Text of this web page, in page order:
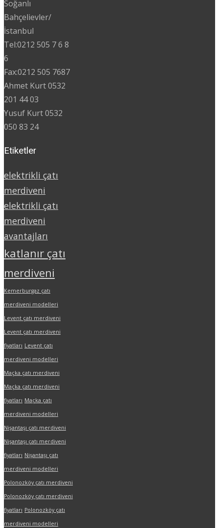
Soğanlı
Bahçelievler/
İstanbul
Tel:0212 505 7 6 8
6
Fax:0212 505 7687
Ahmet Kurt 0532
201 44 03
Yusuf Kurt 0532
050 83 24
Etiketler
elektrikli çatı
merdiveni
elektrikli çatı
merdiveni
avantajları
katlanır çatı
merdiveni
Kemerburgaz çatı
merdiveni modelleri
Levent çatı merdiveni
Levent çatı merdiveni
fiyatları Levent çatı
merdiveni modelleri
Maçka çatı merdiveni
Maçka çatı merdiveni
fiyatları Maçka çatı
merdiveni modelleri
Nişantaşı çatı merdiveni
Nişantaşı çatı merdiveni
fiyatları Nişantaşı çatı
merdiveni modelleri
Polonozköy çatı merdiveni
Polonozköy çatı merdiveni
fiyatları Polonozköy çatı
merdiveni modelleri